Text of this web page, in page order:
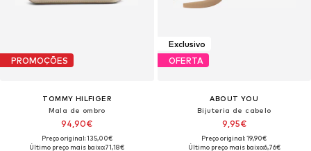
PROMOÇÕES
TOMMY HILFIGER
Mala de ombro
94,90€
Preço original: 135,00€
Último preço mais baixo:71,18€
Exclusivo
OFERTA
ABOUT YOU
Bijuteria de cabelo
9,95€
Preço original: 19,90€
Último preço mais baixo:6,76€